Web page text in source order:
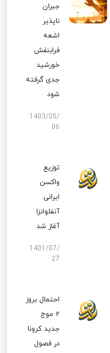
جبران
ناپذیر
اشعه
فرابنفش
خورشید
جدی گرفته
شود
1403/05/
06
توزیع
واکسن
ایرانی
آنفلوانزا
آغاز شد
1401/07/
27
احتمال بروز
۲ موج
جدید کرونا
در فصول